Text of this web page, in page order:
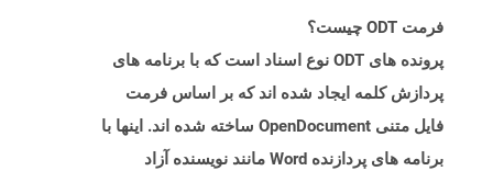
فرمت ODT چیست؟
پرونده های ODT نوع اسناد است که با برنامه های
پردازش کلمه ایجاد شده اند که بر اساس فرمت
فایل متنی OpenDocument ساخته شده اند. اینها با
برنامه های پردازنده Word مانند نویسنده آزاد